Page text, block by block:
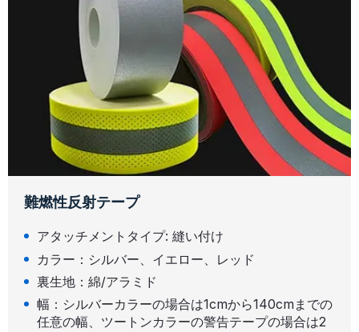
難燃性反射テープ
アタッチメントタイプ: 縫い付け
カラー：シルバー、イエロー、レッド
裏生地：綿/アラミド
幅：シルバーカラーの場合は1cmから140cmまでの
任意の幅、ツートンカラーの警告テープの場合は2